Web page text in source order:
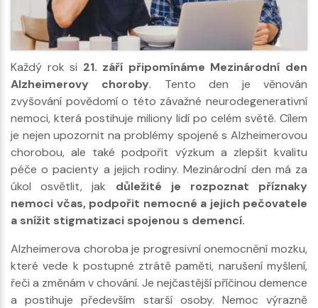
Každý rok si 21. září připomínáme Mezinárodní den
Alzheimerovy choroby. Tento den je věnován
zvyšování povědomí o této závažné neurodegenerativní
nemoci, která postihuje miliony lidí po celém světě. Cílem
je nejen upozornit na problémy spojené s Alzheimerovou
chorobou, ale také podpořit výzkum a zlepšit kvalitu
péče o pacienty a jejich rodiny. Mezinárodní den má za
úkol osvětlit, jak důležité je rozpoznat příznaky
nemoci včas, podpořit nemocné a jejich pečovatele
a snížit stigmatizaci spojenou s demencí.
Alzheimerova choroba je progresivní onemocnění mozku,
které vede k postupné ztrátě paměti, narušení myšlení,
řeči a změnám v chování. Je nejčastější příčinou demence
a postihuje především starší osoby. Nemoc výrazně